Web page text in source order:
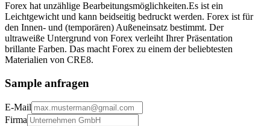
Forex hat unzählige Bearbeitungsmöglichkeiten.Es ist ein
Leichtgewicht und kann beidseitig bedruckt werden. Forex ist für
den Innen- und (temporären) Außeneinsatz bestimmt. Der
ultraweiße Untergrund von Forex verleiht Ihrer Präsentation
brillante Farben. Das macht Forex zu einem der beliebtesten
Materialien von CRE8.
Sample anfragen
E-Mail
Firma